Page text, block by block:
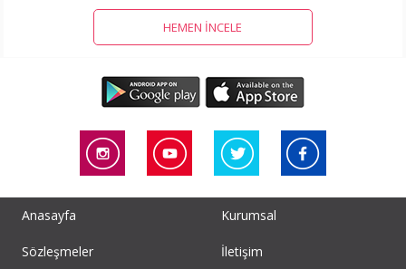
HEMEN İNCELE
Anasayfa Kurumsal
Sözleşmeler İletişim